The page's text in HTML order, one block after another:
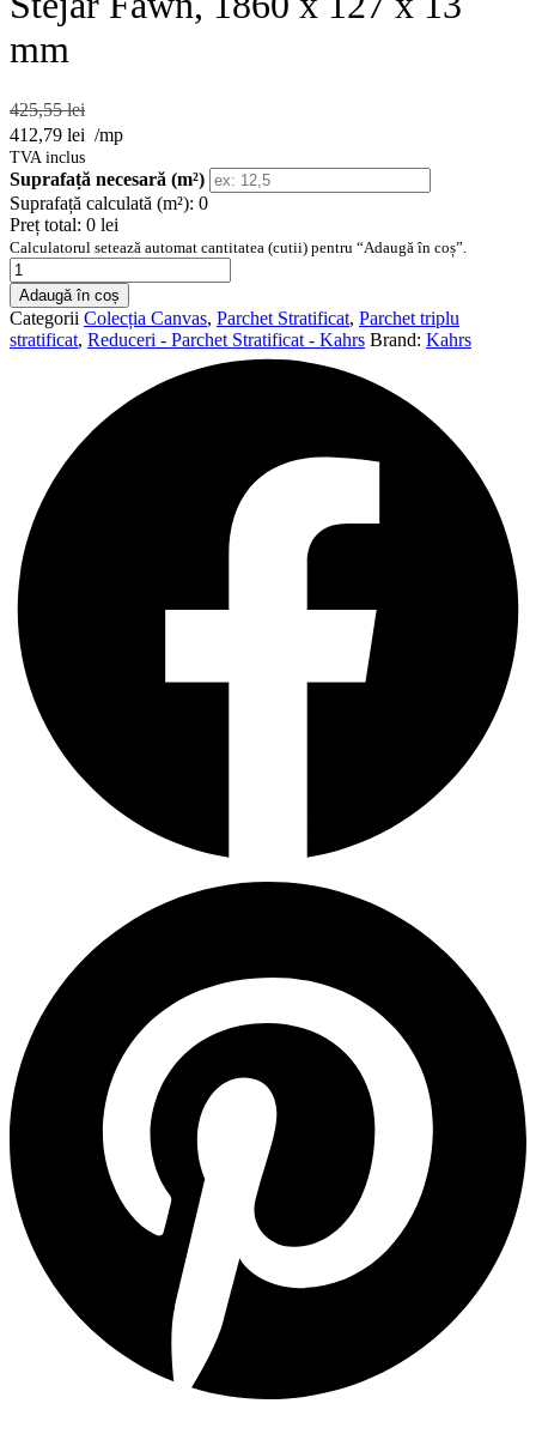
mm
425,55lei
412,79 lei /mp
TVA inclus
Suprafață necesară (m²)
Suprafață calculată (m²): 0
Preț total: 0 lei
Calculatorul setează automat cantitatea (cutii) pentru “Adaugă în coș”.
Cantitate
Parchet
triplu
stratificat
Kahrs
mm
Adaugă în coș
Categorii Colecția Canvas, Parchet Stratificat, Parchet triplu
stratificat, Reduceri - Parchet Stratificat - Kahrs Brand: Kahrs